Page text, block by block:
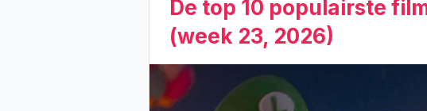
De top 10 populairste
(week 23, 2026)